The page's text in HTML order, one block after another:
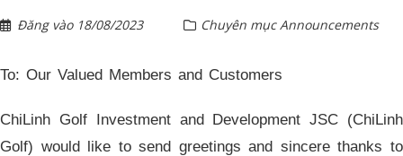
Đăng vào 18/08/2023 Chuyên mục Announcements
To: Our Valued Members and Customers
ChiLinh Golf Investment and Development JSC (ChiLinh
Golf) would like to send greetings and sincere thanks to